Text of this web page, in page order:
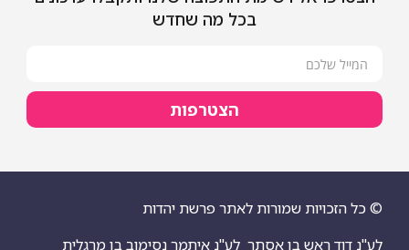
בכל מה שחדש
הצטרפות
© כל הזכויות שמורות לאתר פרשת יהדות
לע"נ דוד ראש בן אסתר לע"נ איתמר נסימוב בן מרגלית